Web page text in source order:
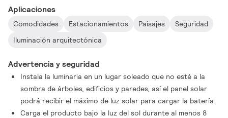
Aplicaciones
Comodidades Estacionamientos Paisajes
Seguridad
Iluminación arquitectónica
Advertencia y seguridad
Instala la luminaria en un lugar soleado que no esté a la
sombra de árboles, edificios y paredes, así el panel solar
podrá recibir el máximo de luz solar para cargar la batería.
Carga el producto bajo la luz del sol durante al menos 8